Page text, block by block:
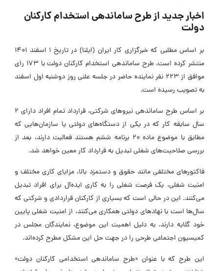
اخبار جدید از طرح ساماندهی استخدام کارکنان
دولت
بر اساس مطلبی که خبرگزاری کار ایران (ایلنا) در تاریخ 1 اسفند 1401
منتشر کرده است، طرح ساماندهی استخدام کارکنان دولت با 173 رای
موافق از 223 نفر نماینده حاضر در جلسه علنی روز دوشنبه اول اسفند
به تصویب رسیده است.
بر اساس طرح ساماندهی نیروهای شرکتی، قرارداد تمام افراد دارای 2
سال سابقه کار که در یکی از دستگاه‌های دولتی یا سازمان‌هایی که
مطابق با موضوع ماده 20 برنامه ششم هستند فعالیت دارند، بعد از
بررسی صلاحیت‌های شغلی تبدیل به قرارداد کار معین خواهد شد.
فاکتورهای مختلفی مانند حقوق و دستمزد بالا، مزایای کاری مختلف و
امنیت شغلی، یک فرصت شغلی را به کاری ایده‌آل برای افراد تبدیل
می‌کنند. این در حالی است که بسیاری از کارکنان قراردادی و شرکتی که
سال‌ها است با نهادهای دولتی همکاری می‌کنند، از امنیت شغلی پایین
خود گلایه دارند. به دلیل اهمیت این موضوع، نمایندگان مجلس در
کمیسیون اجتماعی طرحی را در جهت حل این مشکل مطرح کرده‌اند.
این طرح که با عنوان «طرح ساماندهی استخدامی کارکنان دولت»